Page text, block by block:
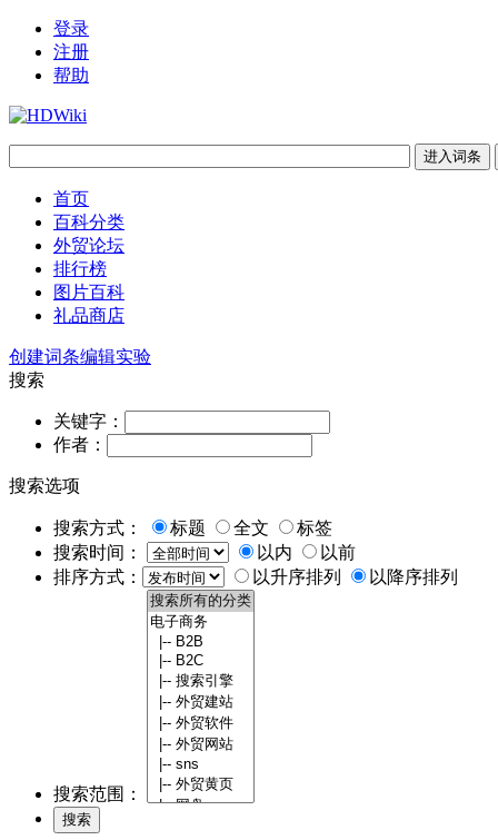
登录
注册
帮助
首页
百科分类
外贸论坛
排行榜
图片百科
礼品商店
创建词条编辑实验
搜索
关键字：
作者：
搜索选项
搜索方式： 标题 全文
标签
搜索时间：
以内
以前
排序方式：
以升序排列 以降序排列
搜索范围：